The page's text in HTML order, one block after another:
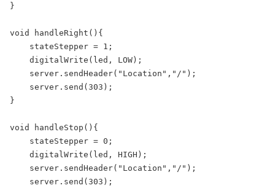
}
void handleRight(){
stateStepper = 1;
digitalWrite(led, LOW);
server.sendHeader("Location","/");
server.send(303);
}
void handleStop(){
stateStepper = 0;
digitalWrite(led, HIGH);
server.sendHeader("Location","/");
server.send(303);